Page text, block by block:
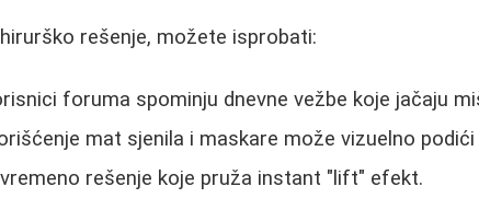
rešenje, možete isprobati:
foruma spominju dnevne vežbe koje jačaju
mat sjenila i maskare može vizuelno podići
rešenje koje pruža instant "lift" efekt.